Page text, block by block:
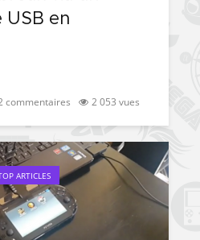
USB en
commentaires 2 053 vues
ARTICLES